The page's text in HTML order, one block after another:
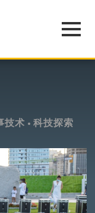
技术 科技探索